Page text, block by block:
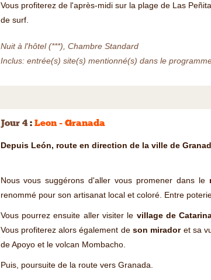
Vous profiterez de l'après-midi sur la plage de Las
de surf.
Nuit à l'hôtel (***), Chambre Standard
Inclus: entrée(s) site(s) mentionné(s) dans le
Jour 4: Leon - Granada
Depuis León, route en direction de la ville de
Nous vous suggérons d'aller vous promener dans le
renommé pour son artisanat local et coloré. Entre
Vous pourrez ensuite aller visiter le village de
Vous profiterez alors également deson mirador et sa
de Apoyo et le volcan Mombacho.
Puis, poursuite de la route vers Granada.